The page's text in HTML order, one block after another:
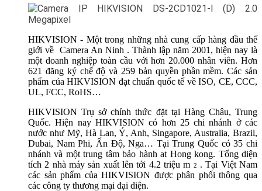
HIKVISION - Một trong những nhà cung cấp hàng đầu thế
giới về Camera An Ninh . Thành lập năm 2001, hiện nay là
một doanh nghiệp toàn cầu với hơn 20.000 nhân viên. Hơn
621 đăng ký chế độ và 259 bản quyền phần mềm. Các sản
phẩm của HIKVISION đạt chuẩn quốc tế về ISO, CE, CCC,
UL, FCC, RoHS…
HIKVISION Trụ sở chính thức đặt tại Hàng Châu, Trung
Quốc. Hiện nay HIKVISION có hơn 25 chi nhánh ở các
nước như Mỹ, Hà Lan, Ý, Anh, Singapore, Australia, Brazil,
Dubai, Nam Phi, Ấn Độ, Nga… Tại Trung Quốc có 35 chi
nhánh và một trung tâm bảo hành at Hong kong. Tổng diện
tích 2 nhà máy sản xuất lên tới 4.2 triệu m 2
. Tại Việt Nam
các sản phẩm của HIKVISION được phân phối thông qua
các công ty thương mại đại diện.